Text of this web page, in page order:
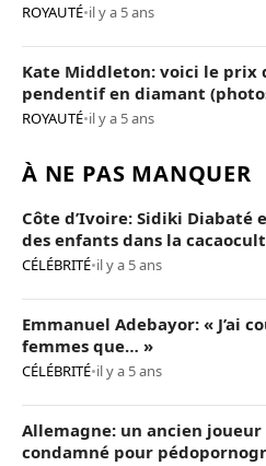
ROYAUTÉ•il y a 5 ans
Kate Middleton: voici le prix
pendentif en diamant
ROYAUTÉ•il y a 5 ans
À NE PAS MANQUER
Côte d’Ivoire: Sidiki
des enfants dans la
CÉLÉBRITÉ•il y a 5 ans
Emmanuel Adebayor: « J’ai
femmes que… »
CÉLÉBRITÉ•il y a 5 ans
Allemagne: un ancien
condamné pour